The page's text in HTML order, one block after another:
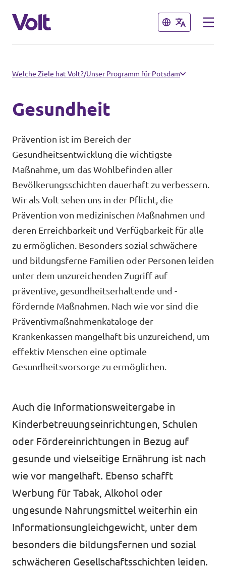
Schließen
Volt in Brandenburg
Lokale Teams
Volt in Deutschland
Website
Volt in deinem Bundesland
Volt Deutschland Merchandise Shop
Schließen
Über Volt
Menschen
Neuigkeiten
Unsere Events
Presse
Volt Brandenburg in den Medien
Mache bei uns mit!
Deine Spende für Volt!
Jobs bei Volt
Transparenz
Datenschutz
Impressum
Welche Ziele hat Volt?/Unser Programm für Potsdam
Gesundheit
Prävention ist im Bereich der
Gesundheitsentwicklung die wichtigste
Maßnahme, um das Wohlbefinden aller
Bevölkerungsschichten dauerhaft zu verbessern.
Wir als Volt sehen uns in der Pflicht, die
Prävention von medizinischen Maßnahmen und
deren Erreichbarkeit und Verfügbarkeit für alle
zu ermöglichen. Besonders sozial schwächere
und bildungsferne Familien oder Personen leiden
unter dem unzureichenden Zugriff auf
präventive, gesundheitserhaltende und -
fördernde Maßnahmen. Nach wie vor sind die
Präventivmaßnahmenkataloge der
Krankenkassen mangelhaft bis unzureichend, um
effektiv Menschen eine optimale
Gesundheitsvorsorge zu ermöglichen.
Auch die Informationsweitergabe in
Kinderbetreuungseinrichtungen, Schulen
oder Fördereinrichtungen in Bezug auf
gesunde und vielseitige Ernährung ist nach
wie vor mangelhaft. Ebenso schafft
Werbung für Tabak, Alkohol oder
ungesunde Nahrungsmittel weiterhin ein
Informationsungleichgewicht, unter dem
besonders die bildungsfernen und sozial
schwächeren Gesellschaftsschichten leiden.